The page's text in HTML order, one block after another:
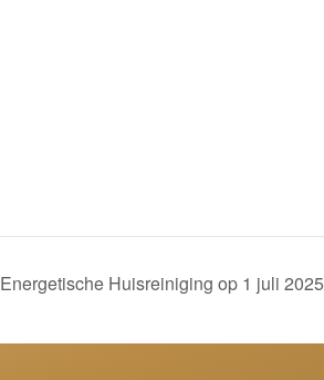
Energetische Huisreiniging op 1 juli 2025